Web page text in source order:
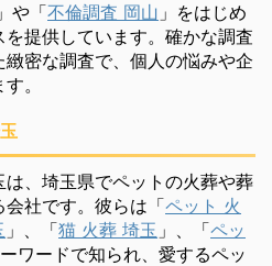
」や「不倫調査 岡山 」をはじめ
提供しています。確かな調査
密な調査で、個人の悩みや企
。
、埼玉県でペットの火葬や葬
社です。彼らは「ペット 火
」、「猫 火葬 埼玉 」、「ペッ
ワードで知られ、愛するペッ